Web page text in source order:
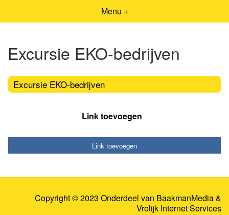
Menu +
Excursie EKO-bedrijven
Excursie EKO-bedrijven
Link toevoegen
Link toevoegen
Copyright © 2023 Onderdeel van BaakmanMedia&
Vrolijk Internet Services